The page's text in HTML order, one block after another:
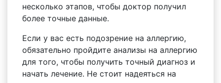
несколько этапов, чтобы доктор получил
более точные данные.
Если у вас есть подозрение на аллергию,
обязательно пройдите анализы на аллергию
для того, чтобы получить точный диагноз и
начать лечение. Не стоит надеяться на